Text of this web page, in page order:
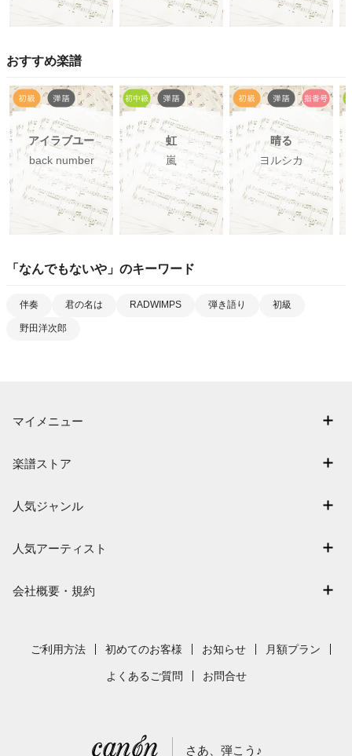
おすすめ楽譜
アイラブユー
back number
虹
嵐
晴る
ヨルシカ
「 なんでもないや 」のキーワード
伴奏 君の名は RADWIMPS 弾き語り 初級
野田洋次郎
マイメニュー
退会はこちら
楽譜ストア
難易度別に探す
まもなく配信
人気ジャンル
保育
発表会
人気アーティスト
新沢としひこ
会社概要・規約
採用情報
ご利用方法 初めてのお客様 お知らせ 月額プラン
よくあるご質問 お問合せ
さあ、弾こう♪